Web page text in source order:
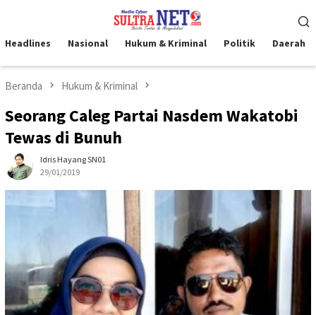
kontenMobile
Headlines Nasional Hukum & Kriminal Politik Daerah
Beranda Hukum & Kriminal
Seorang Caleg Partai Nasdem Wakatobi
Tewas di Bunuh
Idris Hayang SN01
29/01/2019